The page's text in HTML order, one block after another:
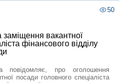
50
вакантної
фінансового відділу
повідомляє, про оголошення
посади головного спеціаліста